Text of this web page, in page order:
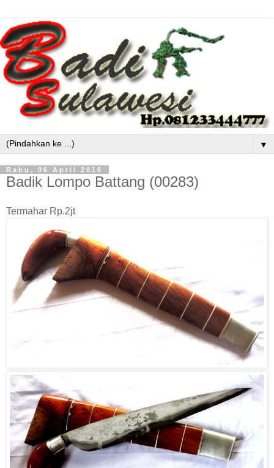
▼
Rabu, 06 April 2016
Badik Lompo Battang (00283)
Termahar Rp.2jt